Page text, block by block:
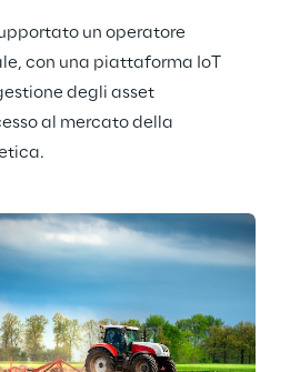
un operatore
con una piattaforma IoT
degli asset
al mercato della